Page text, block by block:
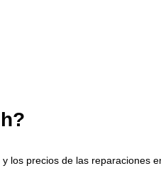
los precios de las reparaciones